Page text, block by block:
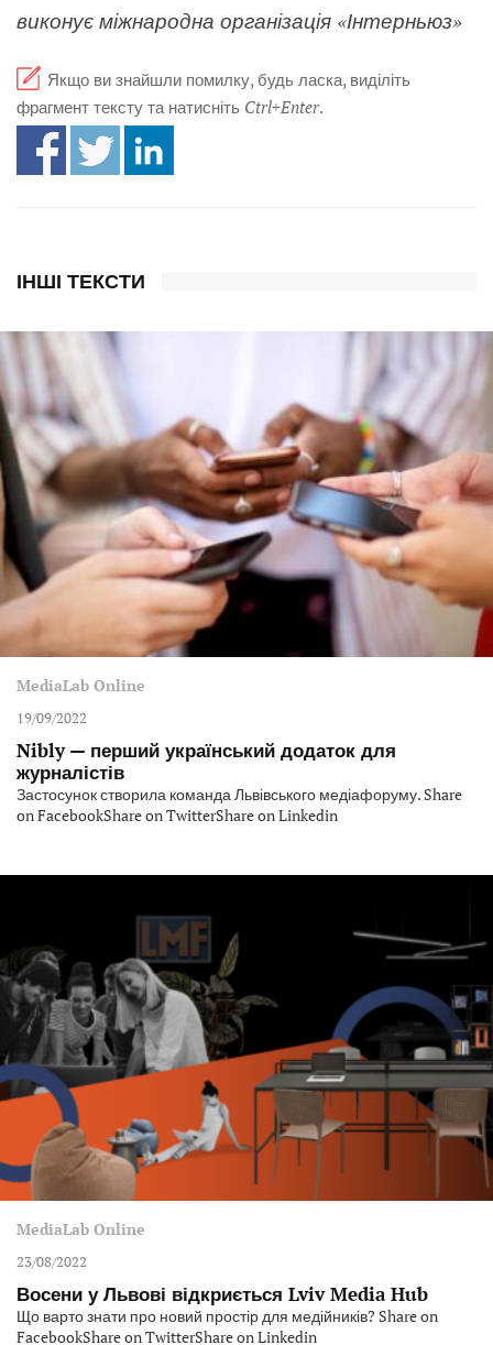
виконує міжнародна організація «Інтерньюз»
Якщо ви знайшли помилку, будь ласка, виділіть
фрагмент тексту та натисніть Ctrl+Enter.
ІНШІ ТЕКСТИ
MediaLab Online
19/09/2022
Nibly — перший український додаток для
журналістів
Застосунок створила команда Львівського медіафоруму. Share
on FacebookShare on TwitterShare on Linkedin
MediaLab Online
23/08/2022
Восени у Львові відкриється Lviv Media Hub
Що варто знати про новий простір для медійників? Share on
FacebookShare on TwitterShare on Linkedin